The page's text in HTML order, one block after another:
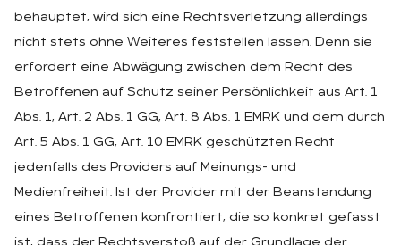
behauptet, wird sich eine Rechtsverletzung allerdings
nicht stets ohne Weiteres feststellen lassen. Denn sie
erfordert eine Abwägung zwischen dem Recht des
Betroffenen auf Schutz seiner Persönlichkeit aus Art. 1
Abs. 1, Art. 2 Abs. 1 GG, Art. 8 Abs. 1 EMRK und dem durch
Art. 5 Abs. 1 GG, Art. 10 EMRK geschützten Recht
jedenfalls des Providers auf Meinungs- und
Medienfreiheit. Ist der Provider mit der Beanstandung
eines Betroffenen konfrontiert, die so konkret gefasst